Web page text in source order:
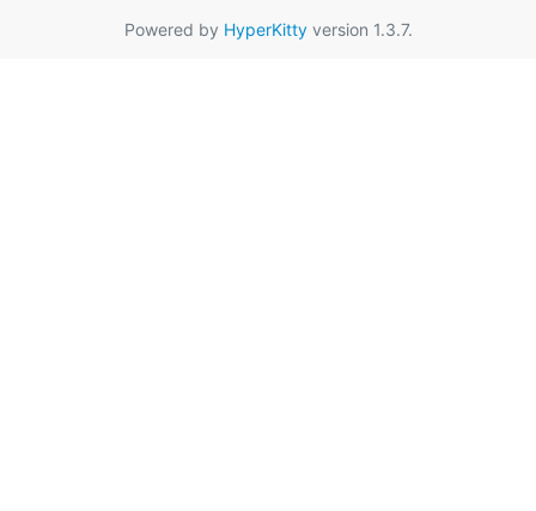
Powered by HyperKittyversion 1.3.7.